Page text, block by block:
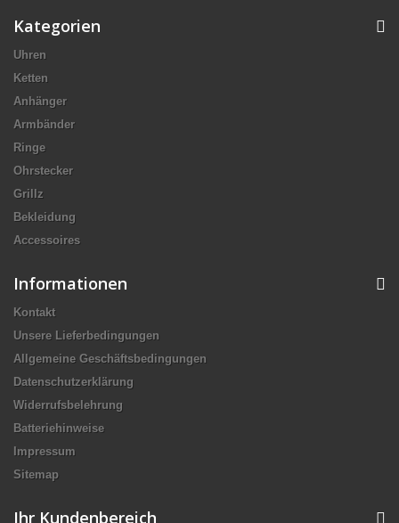
Kategorien
Uhren
Ketten
Anhänger
Armbänder
Ringe
Ohrstecker
Grillz
Bekleidung
Accessoires
Informationen
Kontakt
Unsere Lieferbedingungen
Allgemeine Geschäftsbedingungen
Datenschutzerklärung
Widerrufsbelehrung
Batteriehinweise
Impressum
Sitemap
Ihr Kundenbereich